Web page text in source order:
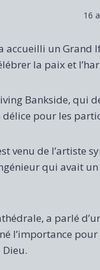
16
accueilli un
la paix et
Bankside, qui
délice pour les
venu de l’artiste
qui avait
a parlé
l’importance